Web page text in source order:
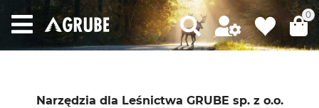
0
Narzędzia dla Leśnictwa GRUBE sp. z o.o.